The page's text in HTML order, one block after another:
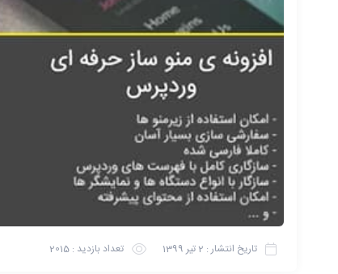
تاریخ انتشار : 2 تیر 1399 تعداد بازدید : 2015